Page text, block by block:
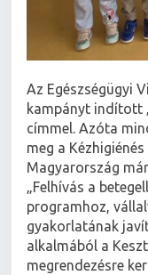
Az Egészségügyi
kampányt indított
címmel. Azóta
meg a
Magyarország
„Felhívás a
programhoz,
gyakorlatának
alkalmából a
megrendezésre